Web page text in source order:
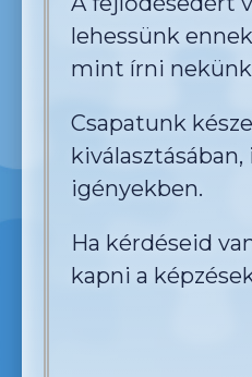
lehessünk
mint írni nekünk
Csapatunk
igényekben.
Ha kérdéseid
kapni a